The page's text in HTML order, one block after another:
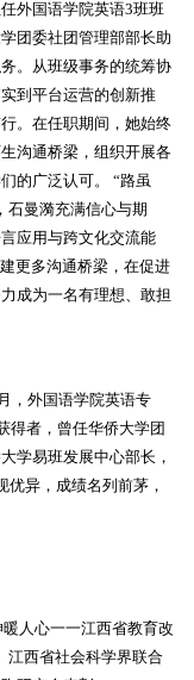
外国语学院英语3班班
团委社团管理部部长助
。从班级事务的统筹协
到平台运营的创新推
。在任职期间，她始终
沟通桥梁，组织开展各
的广泛认可。 “路虽
石曼漪充满信心与期
应用与跨文化交流能
更多沟通桥梁，在促进
成为一名有理想、敢担
，外国语学院英语专
得者，曾任华侨大学团
学易班发展中心部长，
异，成绩名列前茅，
人心一一江西省教育改
江西省社会科学界联合